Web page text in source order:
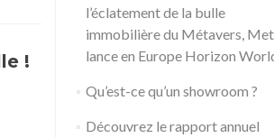
!
l’éclatement de la bulle
immobilière du Métavers,
lance en Europe Horizon
Qu’est-ce qu’un showroom ?
Découvrez le rapport annuel